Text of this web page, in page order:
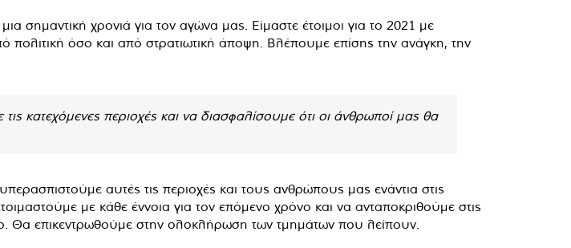
σημαντική χρονιά για τον αγώνα μας. Είμαστε έτοιμοι για το 2021 με
όσο και από στρατιωτική άποψη. Βλέπουμε επίσης την ανάγκη, την
κατεχόμενες περιοχές και να διασφαλίσουμε ότι οι άνθρωποί μας θα
αυτές τις περιοχές και τους ανθρώπους μας ενάντια στις
με κάθε έννοια για τον επόμενο χρόνο και να ανταποκριθούμε στις
Θα επικεντρωθούμε στην ολοκλήρωση των τμημάτων που λείπουν.